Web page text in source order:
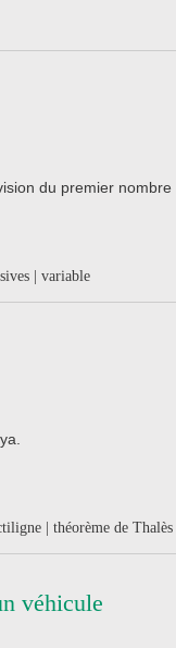
du premier
| variable
| théorème de Thalès
véhicule